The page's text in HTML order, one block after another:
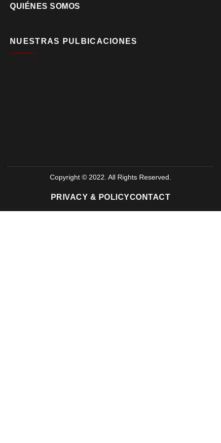
QUIÉNES SOMOS
NUESTRAS PULBICACIONES
Copyright © 2022. All Rights Reserved.
PRIVACY & POLICYCONTACT